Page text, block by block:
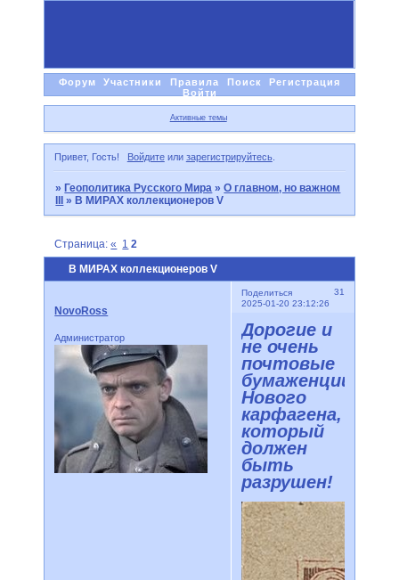
Форум Участники Правила Поиск
Регистрация
Войти
Активные темы
Привет, Гость! Войдитеили зарегистрируйтесь.
»Геополитика Русского Мира »О главном, но важном
III »В МИРАХ коллекционеров V
В МИРАХ коллекционеров V
Страница:« 1 2
Поделиться
31
2025-01-20 23:12:26
NovoRoss
Администратор
Дорогие и
не очень
почтовые
бумаженции
Нового
карфагена,
который
должен
быть
разрушен!